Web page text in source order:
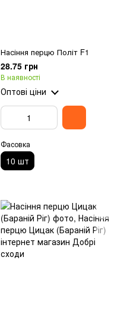
Насіння перцю Політ F1
28.75 грн
В наявності
Оптові ціни
Фасовка
10 шт